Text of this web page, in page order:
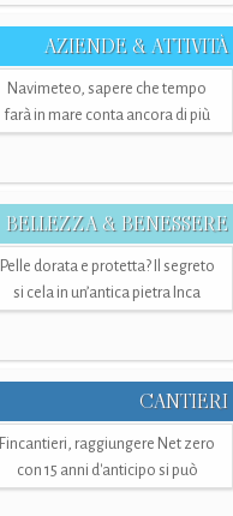
AZIENDE & ATTIVITÀ
Navimeteo, sapere che tempo
farà in mare conta ancora di più
BELLEZZA & BENESSERE
Pelle dorata e protetta? Il segreto
si cela in un’antica pietra Inca
CANTIERI
Fincantieri, raggiungere Net zero
con 15 anni d'anticipo si può